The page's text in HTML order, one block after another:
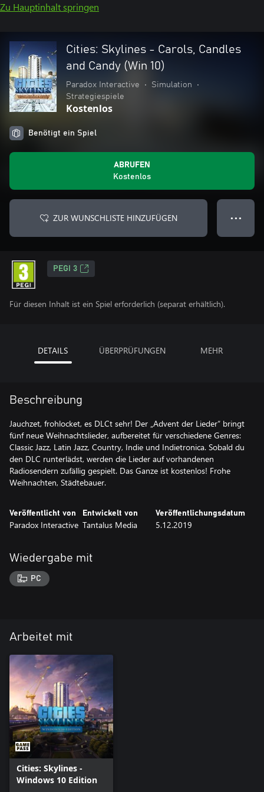
Zu Hauptinhalt springen
Cities: Skylines - Carols, Candles
and Candy (Win 10)
Paradox Interactive • Simulation
•
Strategiespiele
Kostenlos
Benötigt ein Spiel
ABRUFEN
Kostenlos
ZUR WUNSCHLISTE HINZUFÜGEN ● ● ●
PEGI 3
Für diesen Inhalt ist ein Spiel erforderlich (separat erhältlich).
DETAILS ÜBERPRÜFUNGEN MEHR
Beschreibung
Jauchzet, frohlocket, es DLCt sehr! Der „Advent der Lieder“ bringt
fünf neue Weihnachtslieder, aufbereitet für verschiedene Genres:
Classic Jazz, Latin Jazz, Country, Indie und Indietronica. Sobald du
den DLC runterlädst, werden die Lieder auf vorhandenen
Radiosendern zufällig gespielt. Das Ganze ist kostenlos! Frohe
Weihnachten, Städtebauer.
Veröffentlicht von
Paradox Interactive
Entwickelt von
Tantalus Media
Veröffentlichungsdatum
5.12.2019
Wiedergabe mit
PC
Arbeitet mit
Cities: Skylines -
Windows 10 Edition